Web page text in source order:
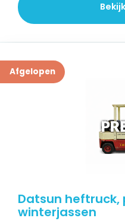
Afgelopen
Datsun
winterjassen